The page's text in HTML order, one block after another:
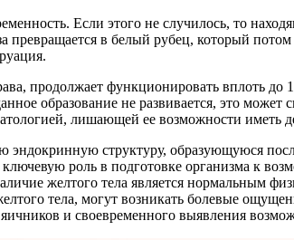
Если этого не случилось, то
в белый рубец, который
продолжает функционировать вплоть до
образование не развивается, это может
лишающей ее возможности иметь
эндокринную структуру, образующуюся
роль в подготовке организма к
желтого тела является нормальным
тела, могут возникать болевые
и своевременного выявления